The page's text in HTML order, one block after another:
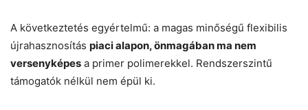
A következtetés egyértelmű: a magas minőségű flexibilis
újrahasznosítás piaci alapon, önmagában ma nem
versenyképes a primer polimerekkel. Rendszerszintű
támogatók nélkül nem épül ki.